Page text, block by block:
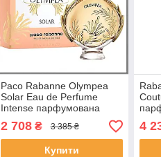
Paco Rabanne Olympea
Solar Eau de Perfume
Intense парфумована
вода 80 ml. (Пако Рабан
Олімпія Солар)
2 708₴ 3 385 ₴
Купити
4